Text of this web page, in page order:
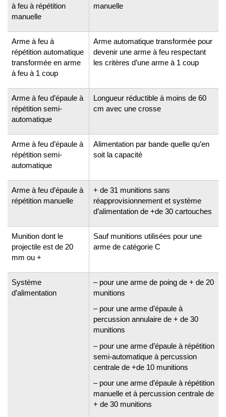
à feu à répétition
manuelle
manuelle
Arme à feu à
répétition automatique
transformée en arme
à feu à 1 coup
Arme automatique transformée pour
devenir une arme à feu respectant
les critères d’une arme à 1 coup
Arme à feu d’épaule à
répétition semi-
automatique
Longueur réductible à moins de 60
cm avec une crosse
Arme à feu d’épaule à
répétition semi-
automatique
Alimentation par bande quelle qu’en
soit la capacité
Arme à feu d’épaule à
répétition manuelle
+ de 31 munitions sans
réapprovisionnement et système
d’alimentation de +de 30 cartouches
Munition dont le
projectile est de 20
mm ou +
Sauf munitions utilisées pour une
arme de catégorie C
Système
d’alimentation
– pour une arme de poing de + de 20
munitions
– pour une arme d’épaule à
percussion annulaire de + de 30
munitions
– pour une arme d’épaule à répétition
semi-automatique à percussion
centrale de +de 10 munitions
– pour une arme d’épaule à répétition
manuelle et à percussion centrale de
+ de 30 munitions